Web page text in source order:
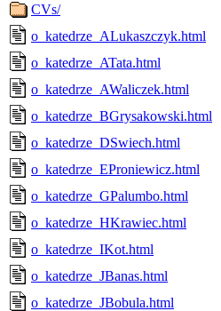
CVs/
o_katedrze_ALukaszczyk.html
o_katedrze_ATata.html
o_katedrze_AWaliczek.html
o_katedrze_BGrysakowski.html
o_katedrze_DSwiech.html
o_katedrze_EProniewicz.html
o_katedrze_GPalumbo.html
o_katedrze_HKrawiec.html
o_katedrze_IKot.html
o_katedrze_JBanas.html
o_katedrze_JBobula.html